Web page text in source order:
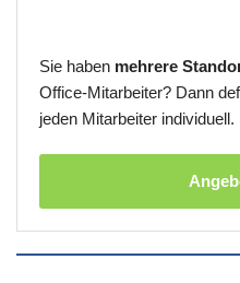
Sie haben mehrere
Office-Mitarbeiter? Dann
jeden Mitarbeiter individuell.